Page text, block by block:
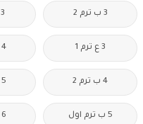
3 ب ترم 2 3 ع ترم 2
3 ع ترم 1 4 ب ترم 1
4 ب ترم 2 5 ب ترم 2
5 ب ترم اول 6 ب ترم 2